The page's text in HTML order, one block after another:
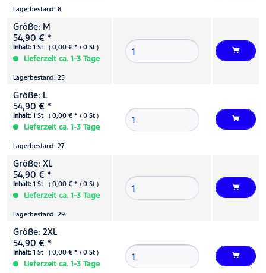
Lagerbestand: 8
Größe: M
54,90 € *
Inhalt: 1 St ( 0,00 € * / 0 St )
Lieferzeit ca. 1-3 Tage
Lagerbestand: 25
Größe: L
54,90 € *
Inhalt: 1 St ( 0,00 € * / 0 St )
Lieferzeit ca. 1-3 Tage
Lagerbestand: 27
Größe: XL
54,90 € *
Inhalt: 1 St ( 0,00 € * / 0 St )
Lieferzeit ca. 1-3 Tage
Lagerbestand: 29
Größe: 2XL
54,90 € *
Inhalt: 1 St ( 0,00 € * / 0 St )
Lieferzeit ca. 1-3 Tage